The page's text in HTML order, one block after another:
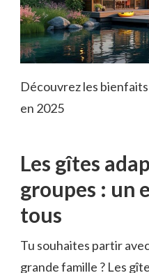
Découvrez les bienfaits
en 2025
Les gîtes
groupes : un
tous
Tu souhaites partir
grande famille ? Les